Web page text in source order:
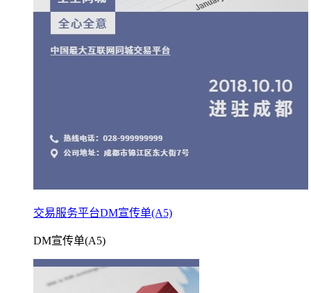
交易服务平台DM宣传单(A5)
DM宣传单(A5)